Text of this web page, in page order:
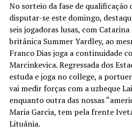
No sorteio da fase de qualificação
disputar-se este domingo,
seis jogadoras lusas, com
britânica Summer Yardley, ao
Franco Dias joga a continuidade
Marcinkevica. Regressada dos
estuda e joga no college, a
vai medir forças com a uzbeque
enquanto outra das nossas
Maria Garcia, tem pela frente
Lituânia.